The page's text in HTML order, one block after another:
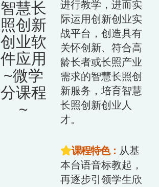
智慧长
照创新
创业软
件应用
~微学
分课程
~
进行教学，进而实
际运用创新创业实
战平台，创造具有
关怀创新、符合高
龄长者或长照产业
需求的智慧长照创
新服务，培育智慧
长照创新创业人
才。
课程特色： 从基
本台语音标教起，
再逐步引领学生欣